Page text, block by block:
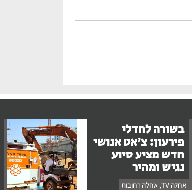
בשורה לחדלי
פירעון: צ'אט אנושי
חדש מציע סיוע
נגיש ומהיר
אחלה TV , אחלה רחובות